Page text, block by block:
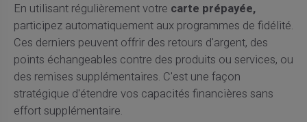
En utilisant régulièrement votre carte prépayée,
participez automatiquement aux programmes de fidélité.
Ces derniers peuvent offrir des retours d'argent, des
points échangeables contre des produits ou services, ou
des remises supplémentaires. C'est une façon
stratégique d'étendre vos capacités financières sans
effort supplémentaire.